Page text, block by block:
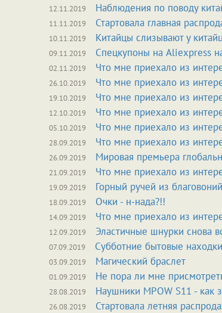
12.11.2019 Наблюдения по поводу
11.11.2019 Стартовала главная
10.11.2019 Китайцы слизывают у
09.11.2019 Спецкупоны на Aliexpress
02.11.2019 Что мне приехало из
26.10.2019 Что мне приехало из
19.10.2019 Что мне приехало из
12.10.2019 Что мне приехало из
05.10.2019 Что мне приехало из
28.09.2019 Что мне приехало из
26.09.2019 Мировая премьера
21.09.2019 Что мне приехало из
19.09.2019 Горный ручей из благовоний
18.09.2019 Очки - н-нада?!!
14.09.2019 Что мне приехало из
12.09.2019 Эластичные шнурки снова
07.09.2019 Субботние бытовые
03.09.2019 Магический браслет
01.09.2019 Не пора ли мне
28.08.2019 Наушники MPOW S11 - как
26.08.2019 Стартовала летняя